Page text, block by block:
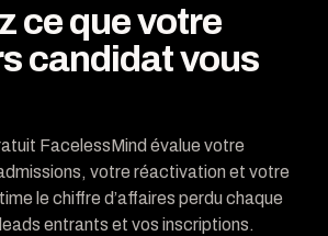
ce que votre
candidat vous
FacelessMind évalue votre
votre réactivation et votre
le chiffre d’affaires perdu chaque
entrants et vos inscriptions.